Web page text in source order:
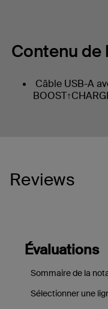
Contenu
Câble USB-A
Reviews